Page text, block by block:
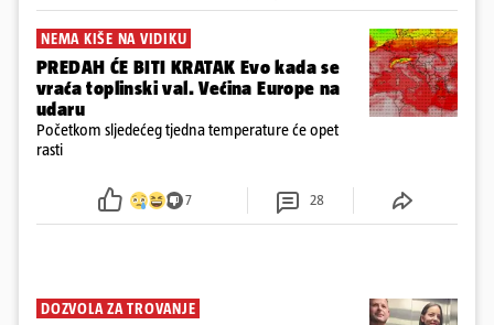
NEMA KIŠE NA VIDIKU
PREDAH ĆE BITI KRATAK Evo kada se
vraća toplinski val. Većina Europe na
udaru
Početkom sljedećeg tjedna temperature će opet
rasti
7 28
DOZVOLA ZA TROVANJE